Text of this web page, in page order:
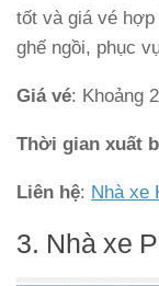
tốt và giá vé
ghế ngồi, phục
Giá vé: Khoảng
Thời gian xuất
Liên hệ: Nhà xe
3. Nhà xe